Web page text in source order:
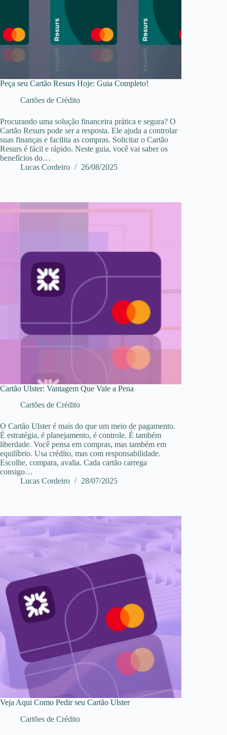
Peça seu Cartão Resurs Hoje: Guia Completo!
Cartões de Crédito
Procurando uma solução financeira prática e segura? O
Cartão Resurs pode ser a resposta. Ele ajuda a controlar
suas finanças e facilita as compras. Solicitar o Cartão
Resurs é fácil e rápido. Neste guia, você vai saber os
benefícios do…
Lucas Cordeiro
26/08/2025
Cartão Ulster: Vantagem Que Vale a Pena
Cartões de Crédito
O Cartão Ulster é mais do que um meio de pagamento.
É estratégia, é planejamento, é controle. É também
liberdade. Você pensa em compras, mas também em
equilíbrio. Usa crédito, mas com responsabilidade.
Escolhe, compara, avalia. Cada cartão carrega
consigo…
Lucas Cordeiro
28/07/2025
Veja Aqui Como Pedir seu Cartão Ulster
Cartões de Crédito